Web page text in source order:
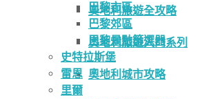
奧地利旅遊全攻略
奧地利旅遊入門系列
奧地利城市攻略
巴黎市區
巴黎郊區
巴黎景點篩選器
史特拉斯堡
雷恩
里爾